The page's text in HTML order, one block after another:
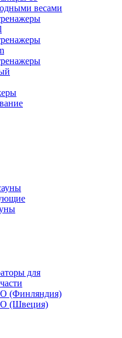
весами
для
(Финляндия)
(Швеция)